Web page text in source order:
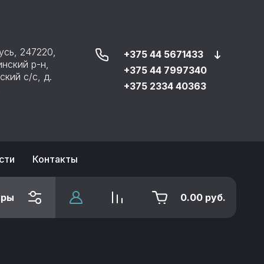
247220,
р-н,
с/с, д.
+375 44 5671433
+375 44 7997340
+375 2334 40363
Контакты
0.00 руб.